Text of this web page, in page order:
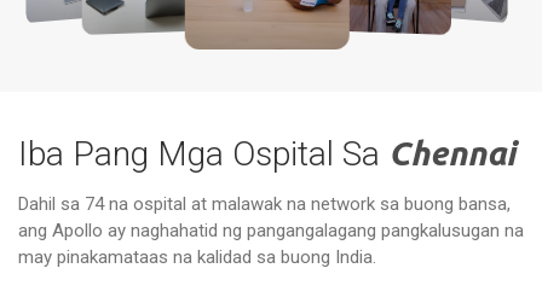
Iba Pang Mga Ospital Sa Chennai
Dahil sa 74 na ospital at malawak na network sa buong bansa,
ang Apollo ay naghahatid ng pangangalagang pangkalusugan na
may pinakamataas na kalidad sa buong India.
Mga Espesyal na Ospital ng Apollo,
Vanagaram, Chennai